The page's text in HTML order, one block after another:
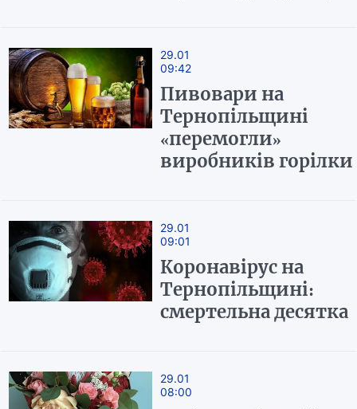
29.01
09:42
Пивовари на
Тернопільщині
«перемогли»
виробників горілки
29.01
09:01
Коронавірус на
Тернопільщині:
смертельна десятка
29.01
08:00